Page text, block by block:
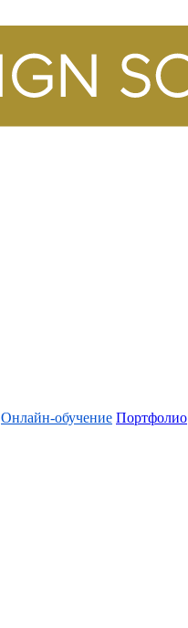
Онлайн-обучение Портфолио